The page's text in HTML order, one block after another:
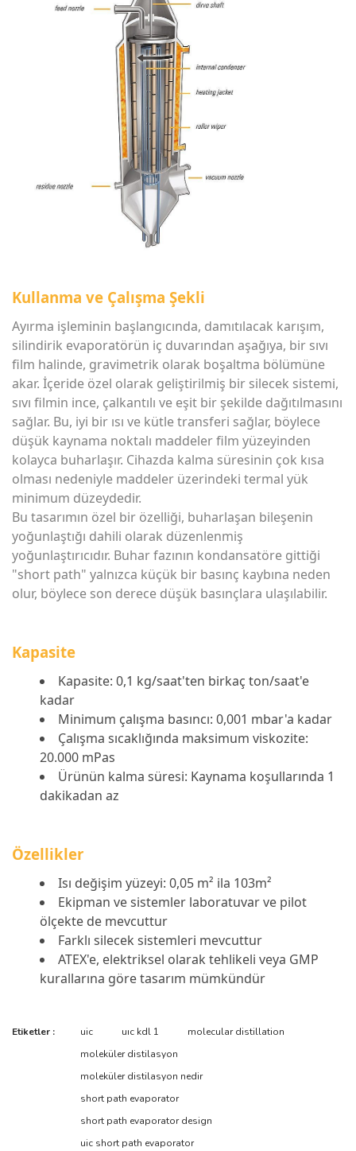
Kullanma ve Çalışma Şekli
Ayırma işleminin başlangıcında, damıtılacak karışım,
silindirik evaporatörün iç duvarından aşağıya, bir sıvı
film halinde, gravimetrik olarak boşaltma bölümüne
akar. İçeride özel olarak geliştirilmiş bir silecek sistemi,
sıvı filmin ince, çalkantılı ve eşit bir şekilde dağıtılmasını
sağlar. Bu, iyi bir ısı ve kütle transferi sağlar, böylece
düşük kaynama noktalı maddeler film yüzeyinden
kolayca buharlaşır. Cihazda kalma süresinin çok kısa
olması nedeniyle maddeler üzerindeki termal yük
minimum düzeydedir.
Bu tasarımın özel bir özelliği, buharlaşan bileşenin
yoğunlaştığı dahili olarak düzenlenmiş
yoğunlaştırıcıdır. Buhar fazının kondansatöre gittiği
"short path" yalnızca küçük bir basınç kaybına neden
olur, böylece son derece düşük basınçlara ulaşılabilir.
Kapasite
Kapasite: 0,1 kg/saat'ten birkaç ton/saat'e
kadar
Minimum çalışma basıncı: 0,001 mbar'a kadar
Çalışma sıcaklığında maksimum viskozite:
20.000 mPas
Ürünün kalma süresi: Kaynama koşullarında 1
dakikadan az
Özellikler
Isı değişim yüzeyi: 0,05 m² ila 103m²
Ekipman ve sistemler laboratuvar ve pilot
ölçekte de mevcuttur
Farklı silecek sistemleri mevcuttur
ATEX'e, elektriksel olarak tehlikeli veya GMP
kurallarına göre tasarım mümkündür
Bu ürüne ilk yorumu siz yapın!
Yorum Yaz
Bu ürünün fiyat bilgisi, resim, ürün açıklamalarında ve diğer
tarafımıza iletebilirsiniz.
Görüş ve önerileriniz için teşekkür ederiz.
Ürün resmi kalitesiz, bozuk veya görüntülenemiyor.
Ürün açıklamasında eksik bilgiler bulunuyor.
Etiketler : uic uıc kdl 1
molecular distillation
moleküler distilasyon
moleküler distilasyon nedir
short path evaporator
short path evaporator design
uic short path evaporator